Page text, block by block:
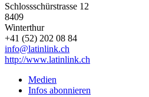
Schlossschürstrasse 12
8409
Winterthur
+41 (52) 202 08 84
info@latinlink.ch
http://www.latinlink.ch
Medien
Infos abonnieren